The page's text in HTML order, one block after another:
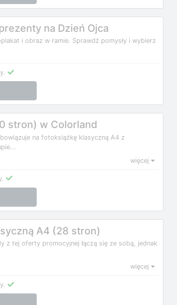
na Dzień Ojca
i obraz w ramie. Sprawdź pomysły i wybierz
stron) w Colorland
na fotoksiążkę klasyczną A4 z
więcej
A4 (28 stron)
z tej oferty promocyjnej łączą się ze sobą, jednak
więcej